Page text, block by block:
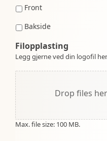
Front
Bakside
Filopplasting
Legg gjerne ved din logofil
Drop files
Max. file size: 100 MB.